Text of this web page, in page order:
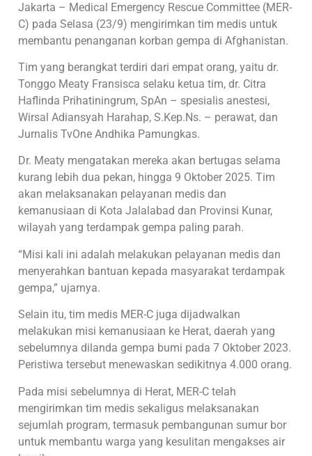
Jakarta – Medical Emergency Rescue Committee (MER-
C) pada Selasa (23/9) mengirimkan tim medis untuk
membantu penanganan korban gempa di Afghanistan.
Tim yang berangkat terdiri dari empat orang, yaitu dr.
Tonggo Meaty Fransisca selaku ketua tim, dr. Citra
Haflinda Prihatiningrum, SpAn – spesialis anestesi,
Wirsal Adiansyah Harahap, S.Kep.Ns. – perawat, dan
Jurnalis TvOne Andhika Pamungkas.
Dr. Meaty mengatakan mereka akan bertugas selama
kurang lebih dua pekan, hingga 9 Oktober 2025. Tim
akan melaksanakan pelayanan medis dan
kemanusiaan di Kota Jalalabad dan Provinsi Kunar,
wilayah yang terdampak gempa paling parah.
“Misi kali ini adalah melakukan pelayanan medis dan
menyerahkan bantuan kepada masyarakat terdampak
gempa,” ujarnya.
Selain itu, tim medis MER-C juga dijadwalkan
melakukan misi kemanusiaan ke Herat, daerah yang
sebelumnya dilanda gempa bumi pada 7 Oktober 2023.
Peristiwa tersebut menewaskan sedikitnya 4.000 orang.
Pada misi sebelumnya di Herat, MER-C telah
mengirimkan tim medis sekaligus melaksanakan
sejumlah program, termasuk pembangunan sumur bor
untuk membantu warga yang kesulitan mengakses air